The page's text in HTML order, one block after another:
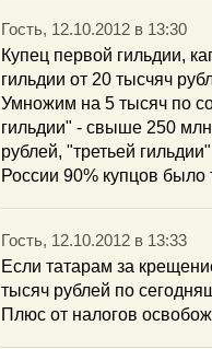
Гость, 12.10.2012 в 13:30
Купец первой гильдии,
гильдии от 20 тысчяч
Умножим на 5 тысяч по
гильдии" - свыше 250
рублей, "третьей
России 90% купцов было
Гость, 12.10.2012 в 13:33
Если татарам за
тысяч рублей по
Плюс от налогов